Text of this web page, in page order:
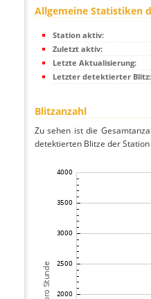
Allgemeine Statistiken
Station aktiv:
Zuletzt aktiv:
Letzte Aktualisierung:
Letzter detektierter Blitz:
Blitzanzahl
Zu sehen ist die
detektierten Blitze der